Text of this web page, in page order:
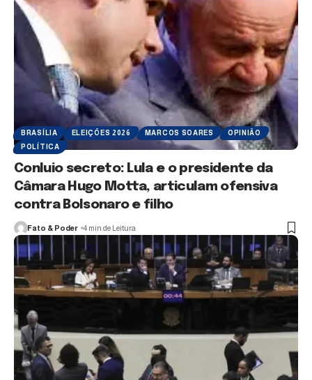
BRASÍLIA ELEIÇÕES 2026 MARCOS SOARES
OPINIÃO
POLÍTICA
Conluio secreto: Lula e o presidente da
Câmara Hugo Motta, articulam ofensiva
contra Bolsonaro e filho
Fato & Poder 4 min de Leitura